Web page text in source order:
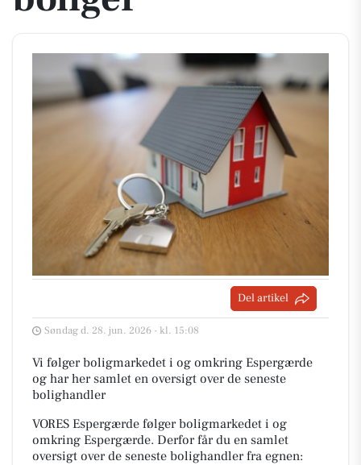
Del artikel
Søndag d. 28. jun. 2026 - kl. 15:08
Vi følger boligmarkedet i og omkring Espergærde
og har her samlet en oversigt over de seneste
bolighandler
VORES Espergærde følger boligmarkedet i og
omkring Espergærde. Derfor får du en samlet
oversigt over de seneste bolighandler fra egnen: